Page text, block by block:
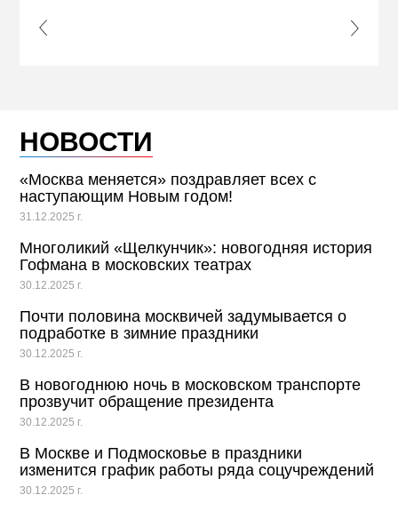
Slide
Next
НОВОСТИ
«Москва меняется» поздравляет всех с
наступающим Новым годом!
31.12.2025 г.
Многоликий «Щелкунчик»: новогодняя история
Гофмана в московских театрах
30.12.2025 г.
Почти половина москвичей задумывается о
подработке в зимние праздники
30.12.2025 г.
В новогоднюю ночь в московском транспорте
прозвучит обращение президента
30.12.2025 г.
В Москве и Подмосковье в праздники
изменится график работы ряда соцучреждений
30.12.2025 г.